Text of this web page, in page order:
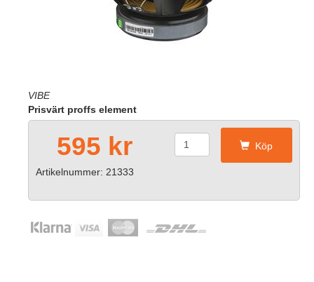
VIBE
Prisvärt proffs element
595 kr Köp
Artikelnummer: 21333